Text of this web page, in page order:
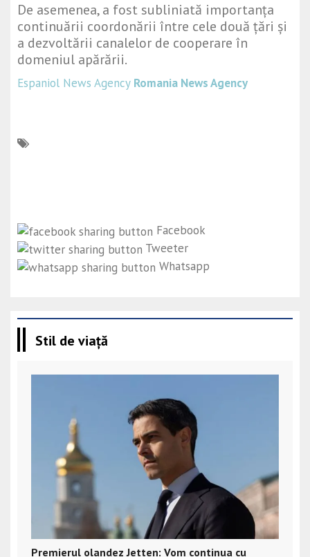
De asemenea, a fost subliniată importanța
continuării coordonării între cele două țări și
a dezvoltării canalelor de cooperare în
domeniul apărării.
Espaniol News Agency Romania News Agency
Facebook
Tweeter
Whatsapp
Stil de viață
Premierul olandez Jetten: Vom continua cu